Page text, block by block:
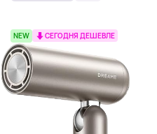
NEW СЕГОДНЯ ДЕШЕВЛЕ